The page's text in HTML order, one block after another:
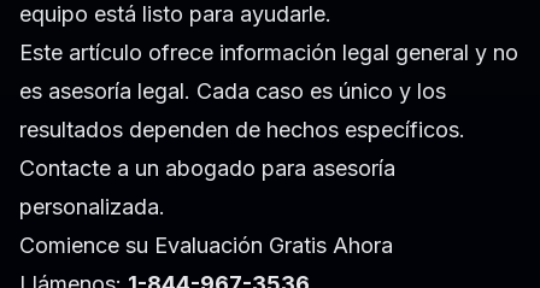
equipo está listo para ayudarle.
Este artículo ofrece información legal general y no
es asesoría legal. Cada caso es único y los
resultados dependen de hechos específicos.
Contacte a un abogado para asesoría
personalizada.
Comience su Evaluación Gratis Ahora